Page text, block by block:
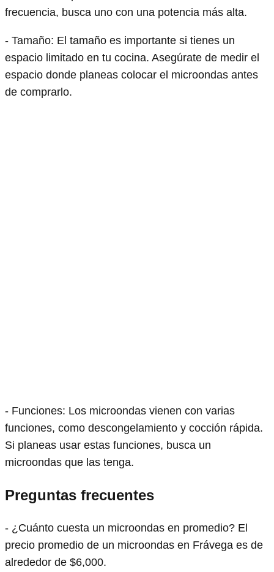
frecuencia, busca uno con una potencia más alta.
- Tamaño: El tamaño es importante si tienes un
espacio limitado en tu cocina. Asegúrate de medir el
espacio donde planeas colocar el microondas antes
de comprarlo.
- Funciones: Los microondas vienen con varias
funciones, como descongelamiento y cocción rápida.
Si planeas usar estas funciones, busca un
microondas que las tenga.
Preguntas frecuentes
- ¿Cuánto cuesta un microondas en promedio? El
precio promedio de un microondas en Frávega es de
alrededor de $6,000.